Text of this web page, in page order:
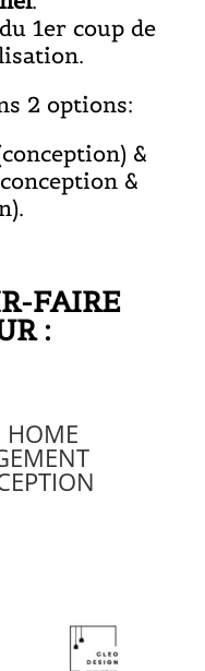
1er coup de
2 options:
&
&
FAIRE
:
HOME